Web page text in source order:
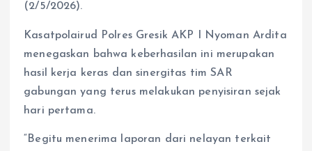
(2/5/2026).
Kasatpolairud Polres Gresik AKP I Nyoman Ardita
menegaskan bahwa keberhasilan ini merupakan
hasil kerja keras dan sinergitas tim SAR
gabungan yang terus melakukan penyisiran sejak
hari pertama.
“Begitu menerima laporan dari nelayan terkait